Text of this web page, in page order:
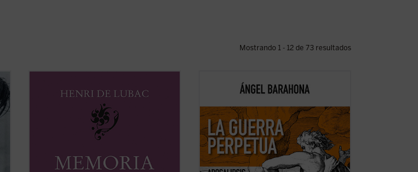
Mostrando 1 - 12 de 73 resultados
primeros veinte añosy Memoria en
torno a mis escritos. Ambas Memorias
nos permiten conocer la vida y la obra de
Henri de Lubac desde su nacimiento en
1896 hasta el final de su período militar ...
Las preguntas que surgen en este
hostilidad guerrera ha sido un hecho
constatable, permanente a lo largo de la
historia de la humanidad y podemos
sospechar que lo seguirá siendo? ¿Por
qué la actividad ...(ver ficha)